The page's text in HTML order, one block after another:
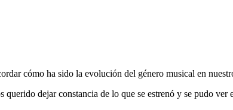
cómo ha sido la evolución del género musical en
dejar constancia de lo que se estrenó y se pudo